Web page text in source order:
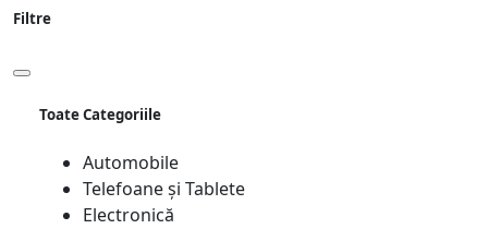
Filtre
Toate Categoriile
Automobile
Telefoane și Tablete
Electronică